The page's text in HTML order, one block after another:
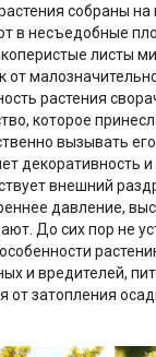
собраны на
в несъедобные
листы
от
растения
которое
вызывать
декоративность
внешний
давление,
До сих пор не
и вредителей,
от затопления